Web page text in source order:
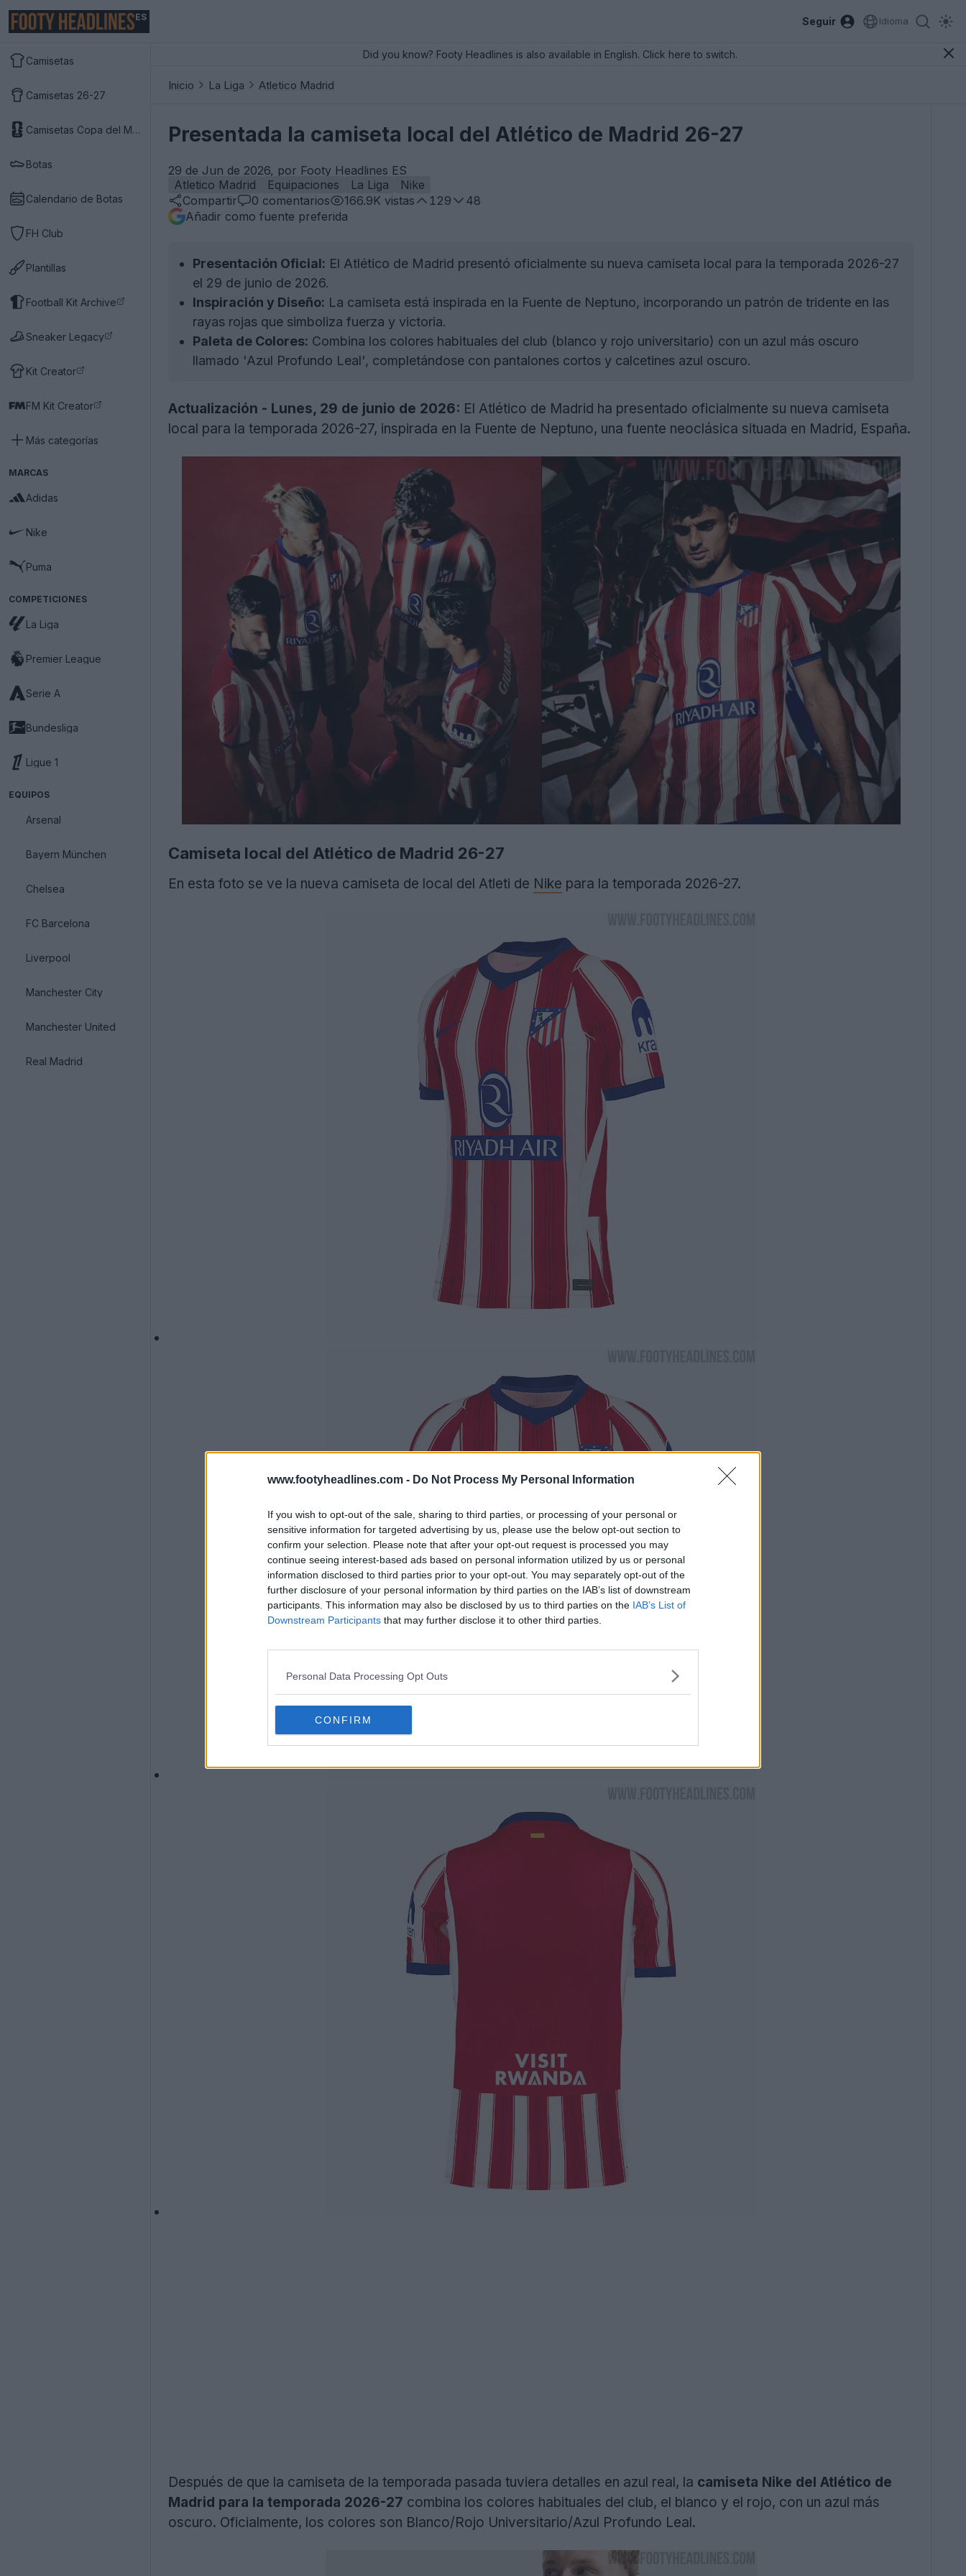
www.footyheadlines.com - Do Not Process My Personal Information
If you wish to opt-out of the sale, sharing to third parties, or processing of your personal or
sensitive information for targeted advertising by us, please use the below opt-out section to
confirm your selection. Please note that after your opt-out request is processed you may
continue seeing interest-based ads based on personal information utilized by us or personal
information disclosed to third parties prior to your opt-out. You may separately opt-out of the
further disclosure of your personal information by third parties on the IAB’s list of downstream
participants. This information may also be disclosed by us to third parties on the IAB’s List of
Downstream Participants that may further disclose it to other third parties.
Personal Data Processing Opt Outs
CONFIRM
ES Seguir Idioma
Camisetas
Camisetas 26-27
Camisetas Copa del Mundo 2026
Botas
Calendario de Botas
FH Club
Plantillas
Football Kit Archive
Sneaker Legacy
Kit Creator
FM Kit Creator
Más categorías
MARCAS
Adidas
Nike
Puma
COMPETICIONES
La Liga
Premier League
Serie A
Bundesliga
Ligue 1
EQUIPOS
Arsenal
Bayern München
Chelsea
FC Barcelona
Liverpool
Manchester City
Manchester United
Real Madrid
Did you know? Footy Headlines is also available in English. Click here to switch.
Inicio La Liga Atletico Madrid
Presentada la camiseta local del Atlético de Madrid 26-27
29 de Jun de 2026, por Footy Headlines ES
Atletico Madrid
Equipaciones La Liga
Nike
Compartir
0 comentarios 166.9K vistas 129
48
Añadir como fuente preferida
Presentación Oficial: El Atlético de Madrid presentó oficialmente su nueva camiseta local para la temporada 2026-27
el 29 de junio de 2026.
Inspiración y Diseño: La camiseta está inspirada en la Fuente de Neptuno, incorporando un patrón de tridente en las
rayas rojas que simboliza fuerza y victoria.
Paleta de Colores: Combina los colores habituales del club (blanco y rojo universitario) con un azul más oscuro
llamado 'Azul Profundo Leal', completándose con pantalones cortos y calcetines azul oscuro.
Actualización - Lunes, 29 de junio de 2026: El Atlético de Madrid ha presentado oficialmente su nueva camiseta
local para la temporada 2026-27, inspirada en la Fuente de Neptuno, una fuente neoclásica situada en Madrid, España.
Camiseta local del Atlético de Madrid 26-27
En esta foto se ve la nueva camiseta de local del Atleti de Nike para la temporada 2026-27.
Después de que la camiseta de la temporada pasada tuviera detalles en azul real, la camiseta Nike del Atlético de
Madrid para la temporada 2026-27 combina los colores habituales del club, el blanco y el rojo, con un azul más
oscuro. Oficialmente, los colores son Blanco/Rojo Universitario/Azul Profundo Leal.